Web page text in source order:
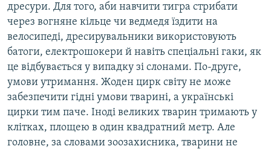
дресури. Для того, аби навчити тигра стрибати
через вогняне кільце чи ведмедя їздити на
велосипеді, дресирувальники використовують
батоги, електрошокери й навіть спеціальні гаки, як
це відбувається у випадку зі слонами. По-друге,
умови утримання. Жоден цирк світу не може
забезпечити гідні умови тварині, а українські
цирки тим паче. Іноді великих тварин тримають у
клітках, площею в один квадратний метр. Але
головне, за словами зоозахисника, тварини не